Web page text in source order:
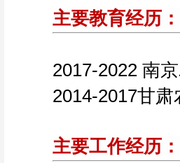
主要教育经历
2017-2022 南
2014-2017甘肃
主要工作经历